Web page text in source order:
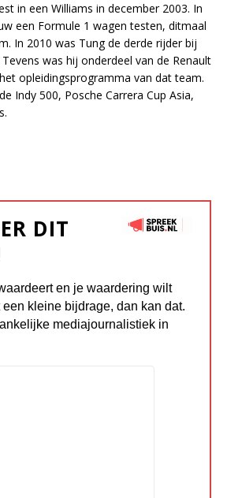
in een Williams in december 2003. In
een Formule 1 wagen testen, ditmaal
In 2010 was Tung de derde rijder bij
was hij onderdeel van de Renault
opleidingsprogramma van dat team.
Indy 500, Posche Carrera Cup Asia,
DIT
en je waardering wilt
een kleine bijdrage, dan kan dat.
mediajournalistiek in